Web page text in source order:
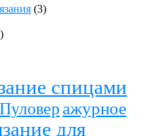
(3)
спицами
Пуловер ажурное
для